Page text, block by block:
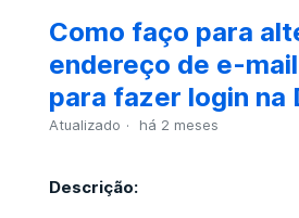
Como faço para
endereço de e-
para fazer login na
Atualizado há 2 meses
Descrição: